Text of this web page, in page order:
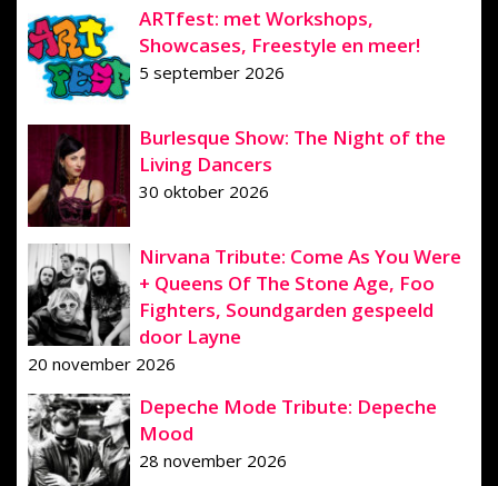
ARTfest: met Workshops,
Showcases, Freestyle en meer!
5 september 2026
Burlesque Show: The Night of the
Living Dancers
30 oktober 2026
Nirvana Tribute: Come As You Were
+ Queens Of The Stone Age, Foo
Fighters, Soundgarden gespeeld
door Layne
20 november 2026
Depeche Mode Tribute: Depeche
Mood
28 november 2026